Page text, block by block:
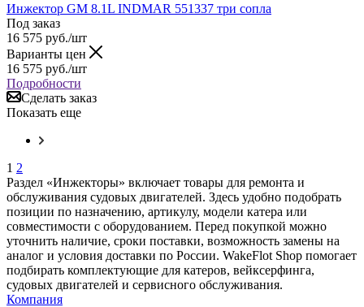
Инжектор GM 8.1L INDMAR 551337 три сопла
Под заказ
16 575 руб./шт
Варианты цен
16 575 руб./шт
Подробности
Сделать заказ
Показать еще
1 2
Раздел «Инжекторы» включает товары для ремонта и
обслуживания судовых двигателей. Здесь удобно подобрать
позиции по назначению, артикулу, модели катера или
совместимости с оборудованием. Перед покупкой можно
уточнить наличие, сроки поставки, возможность замены на
аналог и условия доставки по России. WakeFlot Shop помогает
подбирать комплектующие для катеров, вейксерфинга,
судовых двигателей и сервисного обслуживания.
Компания